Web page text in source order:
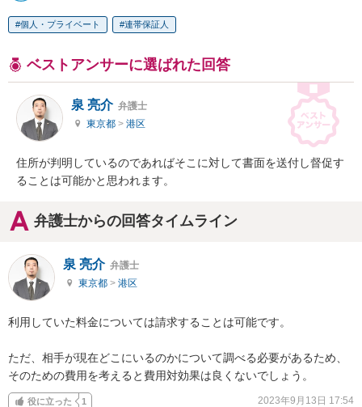
個人・プライベート 連帯保証人
ベストアンサーに選ばれた回答
泉 亮介 弁護士
東京都 > 港区
住所が判明しているのであればそこに対して書面を送付し督促す
ることは可能かと思われます。
弁護士からの回答タイムライン
泉 亮介 弁護士
東京都 > 港区
利用していた料金については請求することは可能です。
ただ、相手が現在どこにいるのかについて調べる必要があるため、
そのための費用を考えると費用対効果は良くないでしょう。
役に立った 1 2023年9月13日 17:54